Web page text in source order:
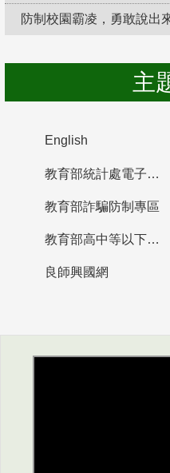
防制校園霸凌，勇敢說出
主
English
教育部統計處電子書櫃
教育部詐騙防制專區
教育部高中等以下學校及幼兒園教師資格檢定考試
良師興國網